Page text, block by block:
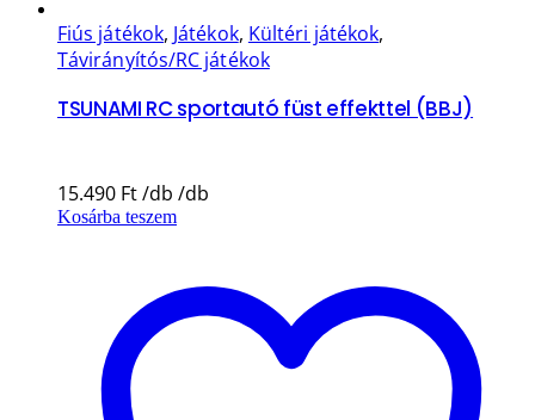
Fiús játékok, Játékok, Kültéri játékok,
Távirányítós/RC játékok
TSUNAMI RC sportautó füst effekttel (BBJ)
15.490 Ft
Kosárba teszem